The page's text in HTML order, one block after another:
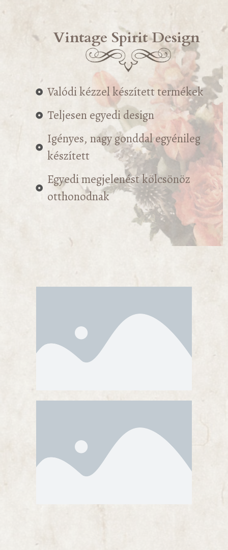
Vintage Spirit Design
Valódi kézzel készített termékek
Teljesen egyedi design
Igényes, nagy gonddal egyénileg
készített
Egyedi megjelenést kölcsönöz
otthonodnak